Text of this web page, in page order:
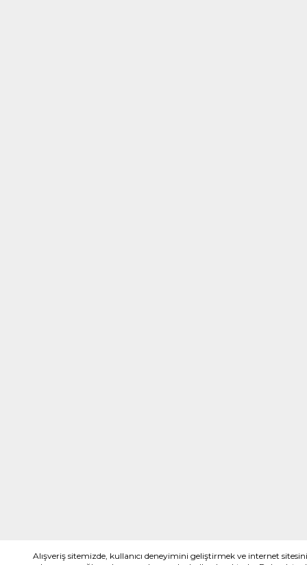
Alışveriş sitemizde, kullanıcı deneyimini geliştirmek ve internet